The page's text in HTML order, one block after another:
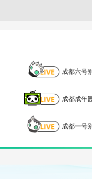
成都六号
成都成年
成都一号